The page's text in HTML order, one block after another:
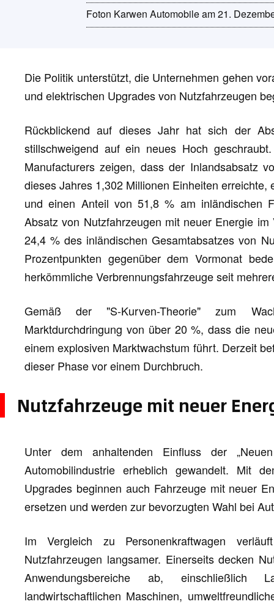
Foton Karwen Automobile am 21.
Die Politik unterstützt, die Unternehmen gehen
und elektrischen Upgrades von Nutzfahrzeugen
Rückblickend auf dieses Jahr hat sich der
stillschweigend auf ein neues Hoch
Manufacturers zeigen, dass der Inlandsabsatz
dieses Jahres 1,302 Millionen Einheiten
und einen Anteil von 51,8 % am inländischen
Absatz von Nutzfahrzeugen mit neuer Energie
24,4 % des inländischen Gesamtabsatzes von
Prozentpunkten gegenüber dem Vormonat
herkömmliche Verbrennungsfahrzeuge seit
Gemäß der "S-Kurven-Theorie" zum
Marktdurchdringung von über 20 %, dass die
einem explosiven Marktwachstum führt. Derzeit
dieser Phase vor einem Durchbruch.
Nutzfahrzeuge mit neuer
Unter dem anhaltenden Einfluss der
Automobilindustrie erheblich gewandelt. Mit
Upgrades beginnen auch Fahrzeuge mit neuer
ersetzen und werden zur bevorzugten Wahl bei
Im Vergleich zu Personenkraftwagen
Nutzfahrzeugen langsamer. Einerseits decken
Anwendungsbereiche ab, einschließlich
landwirtschaftlichen Maschinen,